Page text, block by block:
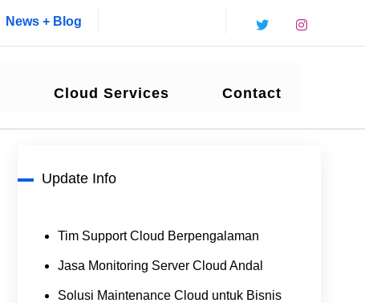
News + Blog
Cloud Services Contact
Update Info
Tim Support Cloud Berpengalaman
Jasa Monitoring Server Cloud Andal
Solusi Maintenance Cloud untuk Bisnis